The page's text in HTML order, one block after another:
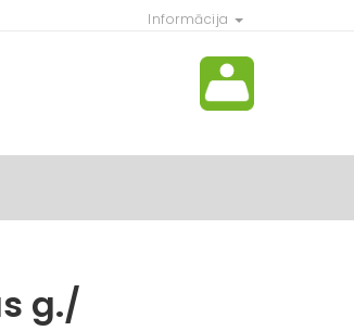
Informācija
g./